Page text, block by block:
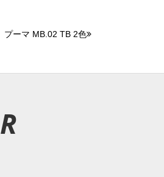
プーマ MB.02 TB 2色